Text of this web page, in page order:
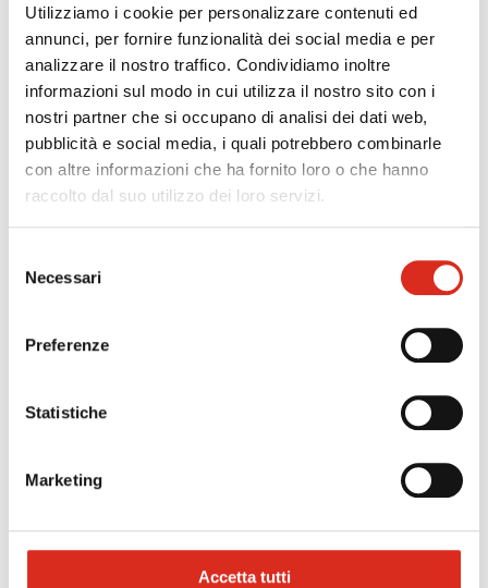
Utilizziamo i cookie per personalizzare contenuti ed
annunci, per fornire funzionalità dei social media e per
analizzare il nostro traffico. Condividiamo inoltre
informazioni sul modo in cui utilizza il nostro sito con i
nostri partner che si occupano di analisi dei dati web,
pubblicità e social media, i quali potrebbero combinarle
con altre informazioni che ha fornito loro o che hanno
raccolto dal suo utilizzo dei loro servizi.
delNecessari
Preferenze
Statistiche
Marketing
Accetta tutti
chi rinnova il rating per almeno tre volte
consecutive;
Vengono
ampliati i motivi ostativi
(penali,
giudiziari, prefettizi, concorrenziali e consumeristici),
con nuove cause di esclusione e nuove tempistiche
di “riabilitazione”;
Le imprese devono comunicareentro 30 giorni
del punteggio;
provvedimento di rilascio, pena sospensione del
inglese
per facilitarne l’utilizzo sui mercati esteri.
successivo:disposizioni applicative per l’attribuzione del
credito d’imposta per gli investimenti nella zes unica